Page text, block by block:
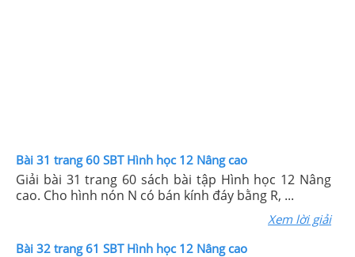
Bài 31 trang 60 SBT Hình học 12 Nâng cao
Giải bài 31 trang 60 sách bài tập Hình học 12 Nâng
cao. Cho hình nón N có bán kính đáy bằng R, ...
Xem lời giải
Bài 32 trang 61 SBT Hình học 12 Nâng cao